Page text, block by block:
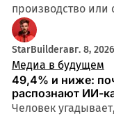
производство или
StarBuilderавг. 8, 2026
Медиа в будущем
49,4% и ниже:
распознают ИИ-
Человек